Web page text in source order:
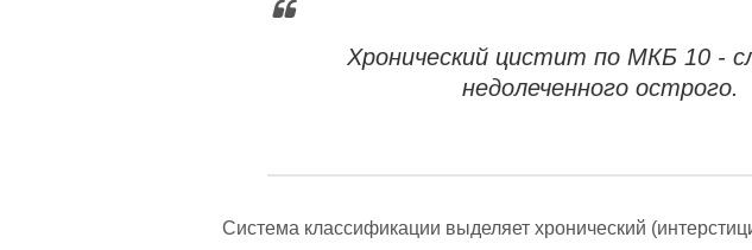
Хронический цистит по МКБ 10 -
недолеченного острого.
Система классификации выделяет хронический